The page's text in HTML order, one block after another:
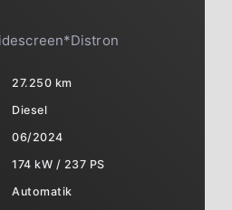
27.250 km
Diesel
06/2024
174 kW / 237 PS
Automatik